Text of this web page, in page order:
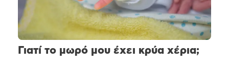
Γιατί το μωρό μου έχει κρύα χέρια;